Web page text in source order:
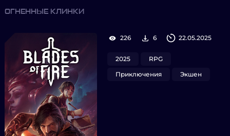
ОГНЕННЫЕ КЛИНКИ
226 6 22.05.2025
2025
RPG
Приключения
Экшен